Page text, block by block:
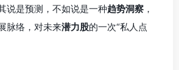
说是预测，不如说是一种趋势洞察 ，
脉络，对未来潜力股的一次“私人点